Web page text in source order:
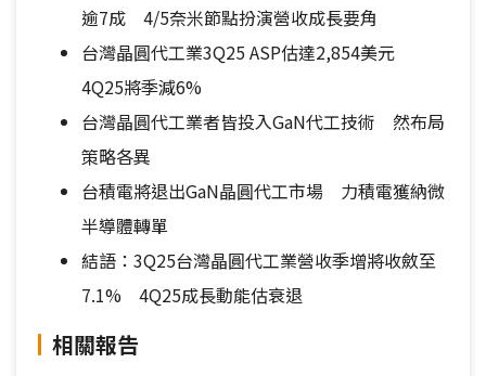
逾7成 4/5奈米節點扮演營收成長要角
台灣晶圓代工業3Q25 ASP估達2,854美元
4Q25將季減6%
台灣晶圓代工業者皆投入GaN代工技術 然布局
策略各異
台積電將退出GaN晶圓代工市場 力積電獲納微
半導體轉單
結語：3Q25台灣晶圓代工業營收季增將收斂至
7.1% 4Q25成長動能估衰退
相關報告